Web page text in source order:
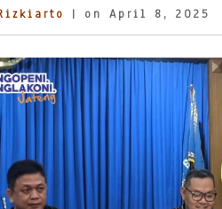
| on April 8, 2025